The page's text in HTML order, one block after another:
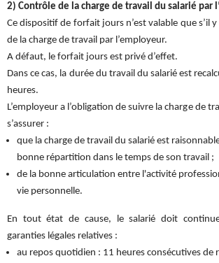
2) Contrôle de la charge de travail du salarié par
Ce dispositif de forfait jours n’est valable que s’il
de la charge de travail par l’employeur.
A défaut, le forfait jours est privé d’effet.
Dans ce cas, la durée du travail du salarié est
heures.
L’employeur a l’obligation de suivre la charge de
s’assurer :
que la charge de travail du salarié est
bonne répartition dans le temps de son travail ;
de la bonne articulation entre l'activité
vie personnelle.
En tout état de cause, le salarié doit
garanties légales relatives :
au repos quotidien : 11 heures consécutives de